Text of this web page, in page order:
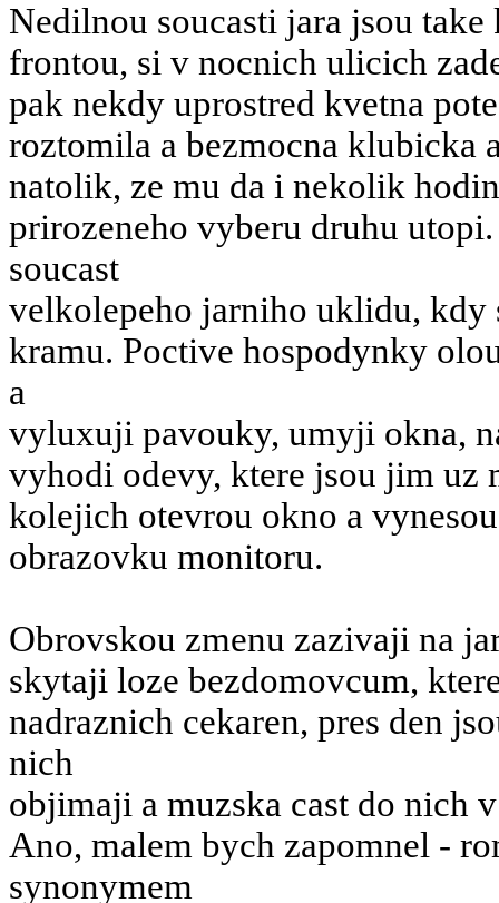
Nedilnou soucasti jara jsou
frontou, si v nocnich ulicich
pak nekdy uprostred kvetna
roztomila a bezmocna klubicka
natolik, ze mu da i nekolik
prirozeneho vyberu druhu
soucast
velkolepeho jarniho uklidu, kdy
kramu. Poctive hospodynky
a
vyluxuji pavouky, umyji okna,
vyhodi odevy, ktere jsou jim uz
kolejich otevrou okno a
obrazovku monitoru.
Obrovskou zmenu zazivaji na
skytaji loze bezdomovcum,
nadraznich cekaren, pres den
nich
objimaji a muzska cast do nich
Ano, malem bych zapomnel -
synonymem